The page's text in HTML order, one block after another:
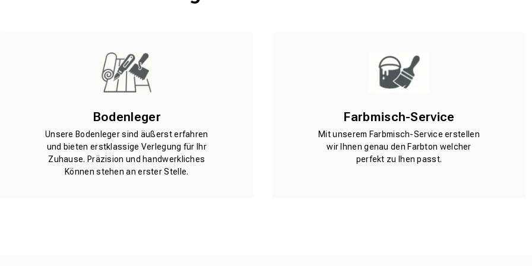
Bodenleger
Unsere Bodenleger sind äußerst erfahren
und bieten erstklassige Verlegung für Ihr
Zuhause. Präzision und handwerkliches
Können stehen an erster Stelle.
Farbmisch-Service
Mit unserem Farbmisch-Service erstellen
wir Ihnen genau den Farbton welcher
perfekt zu Ihen passt.